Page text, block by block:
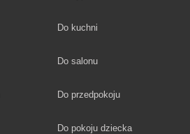
Fototapety
Do kuchni
Fototapety
Do salonu
Fototapety
Do przedpokoju
Fototapety
Do pokoju dziecka